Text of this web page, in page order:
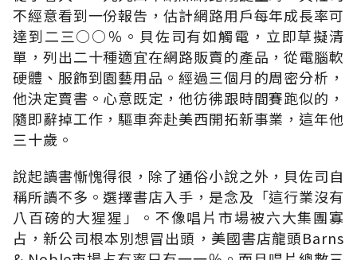
不經意看到一份報告，估計網路用戶每年成長率可
達到二三○○％。貝佐司有如觸電，立即草擬清
單，列出二十種適宜在網路販賣的產品，從電腦軟
硬體、服飾到園藝用品。經過三個月的周密分析，
他決定賣書。心意既定，他彷彿跟時間賽跑似的，
隨即辭掉工作，驅車奔赴美西開拓新事業，這年他
三十歲。
說起讀書慚愧得很，除了通俗小說之外，貝佐司自
稱所讀不多。選擇書店入手，是念及「這行業沒有
八百磅的大猩猩」。不像唱片市場被六大集團寡
占，新公司根本別想冒出頭，美國書店龍頭Barns